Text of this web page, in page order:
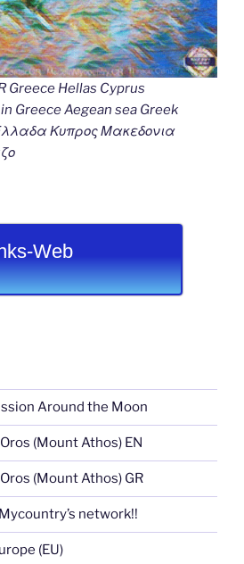
Greece Hellas Cyprus
Greece Aegean sea Greek
Κυπρος Μακεδονια
Web
Around the Moon
(Mount Athos) EN
(Mount Athos) GR
network!!
(EU)